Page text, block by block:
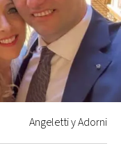
Angeletti y Adorni